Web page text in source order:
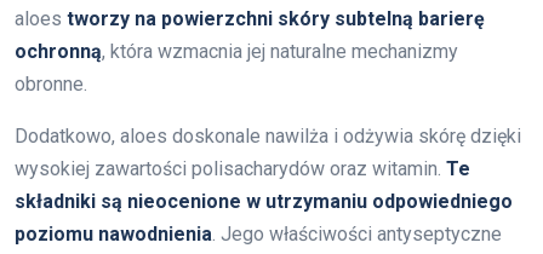
aloes tworzy na powierzchni skóry subtelną barierę
ochronną, która wzmacnia jej naturalne mechanizmy
obronne.
Dodatkowo, aloes doskonale nawilża i odżywia skórę dzięki
wysokiej zawartości polisacharydów oraz witamin. Te
składniki są nieocenione w utrzymaniu odpowiedniego
poziomu nawodnienia. Jego właściwości antyseptyczne